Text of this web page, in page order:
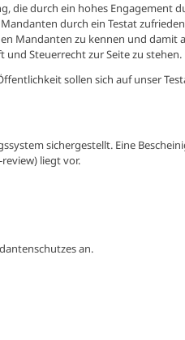
die durch ein hohes Engagement
durch ein Testat
Mandanten zu kennen und damit
Steuerrecht zur Seite zu stehen.
sollen sich auf unser
sichergestellt. Eine
liegt vor.
an.